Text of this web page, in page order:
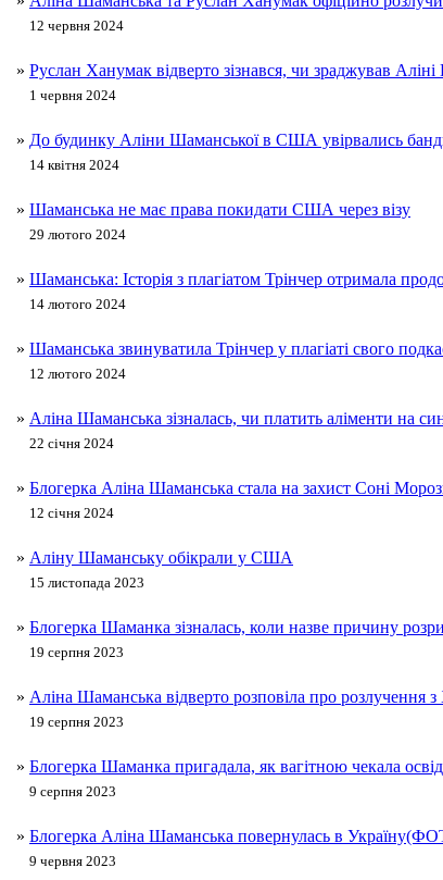
12 червня 2024
» Руслан Ханумак відверто зізнався, чи зраджував
1 червня 2024
» До будинку Аліни Шаманської в США увірвались
14 квітня 2024
» Шаманська не має права покидати США через візу
29 лютого 2024
» Шаманська: Історія з плагіатом Трінчер отримала
14 лютого 2024
» Шаманська звинуватила Трінчер у плагіаті свого
12 лютого 2024
» Аліна Шаманська зізналась, чи платить аліменти на
22 січня 2024
» Блогерка Аліна Шаманська стала на захист Соні
12 січня 2024
» Аліну Шаманську обікрали у США
15 листопада 2023
» Блогерка Шаманка зізналась, коли назве причину
19 серпня 2023
» Аліна Шаманська відверто розповіла про розлучення
19 серпня 2023
» Блогерка Шаманка пригадала, як вагітною чекала
9 серпня 2023
» Блогерка Аліна Шаманська повернулась в
9 червня 2023